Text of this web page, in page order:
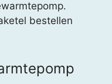
bestellen